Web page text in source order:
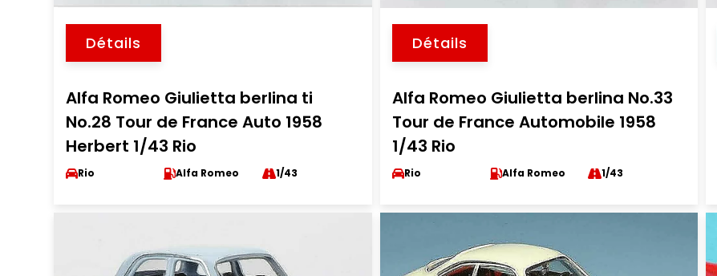
Détails
Alfa Romeo Giulietta berlina ti
No.28 Tour de France Auto 1958
Herbert 1/43 Rio
Rio Alfa Romeo 1/43
Détails
Alfa Romeo Giulietta berlina No.33
Tour de France Automobile 1958
1/43 Rio
Rio Alfa Romeo 1/43